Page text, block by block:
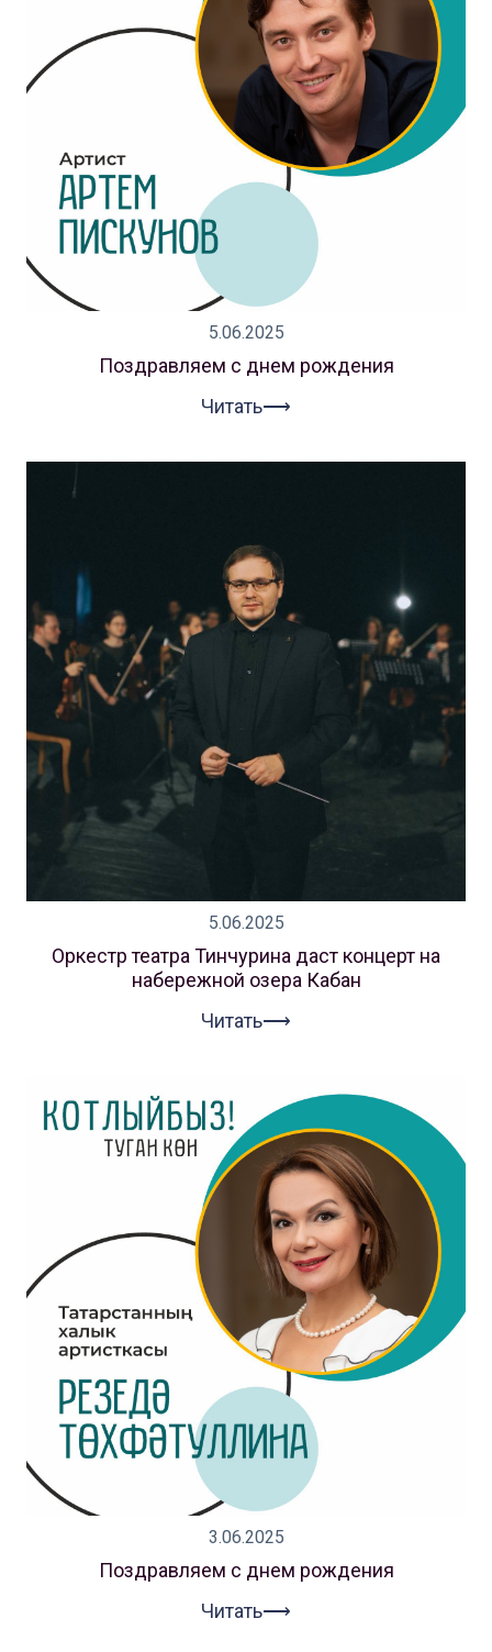
5.06.2025
Поздравляем с днем рождения
Читать⟶
5.06.2025
Оркестр театра Тинчурина даст концерт на
набережной озера Кабан
Читать⟶
3.06.2025
Поздравляем с днем рождения
Читать⟶